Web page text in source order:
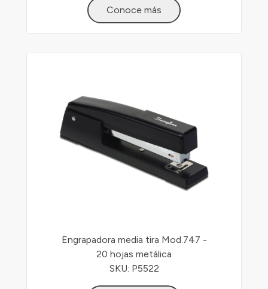
Conoce más
Engrapadora media tira Mod.747 -
20 hojas metálica
SKU: P5522